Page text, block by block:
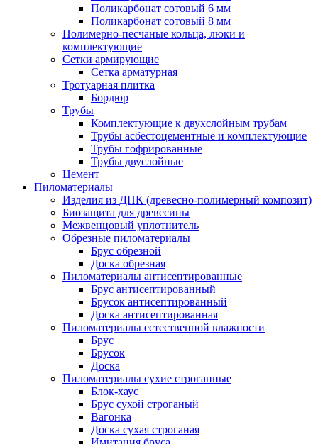
Поликарбонат сотовый 6 мм
Поликарбонат сотовый 8 мм
Полимерно-песчаные кольца, люки и
комплектующие
Сетки армирующие
Сетка арматурная
Тротуарная плитка
Бордюр
Трубы
Комплектующие к двухслойным трубам
Трубы асбестоцементные и комплектующие
Трубы гофрированные
Трубы двуслойные
Цемент
Пиломатериалы
Изделия из ДПК (древесно-полимерный композит)
Биозащита для древесины
Межвенцовый уплотнитель
Обрезные пиломатериалы
Брус обрезной
Доска обрезная
Пиломатериалы антисептированные
Брус антисептированный
Брусок антисептированный
Доска антисептированная
Пиломатериалы естественной влажности
Брус
Брусок
Доска
Пиломатериалы сухие строганные
Блок-хаус
Брус сухой строганый
Вагонка
Доска сухая строганая